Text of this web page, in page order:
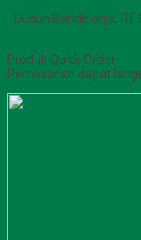
Dusun Bendelonje, RT
Produk Quick Order
Pemesanan dapat